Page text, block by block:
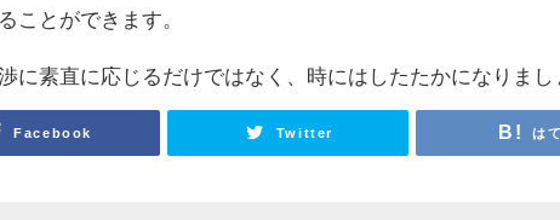
ことができます。
に素直に応じるだけではなく、時にはしたたかになりまし
Facebook Twitter は